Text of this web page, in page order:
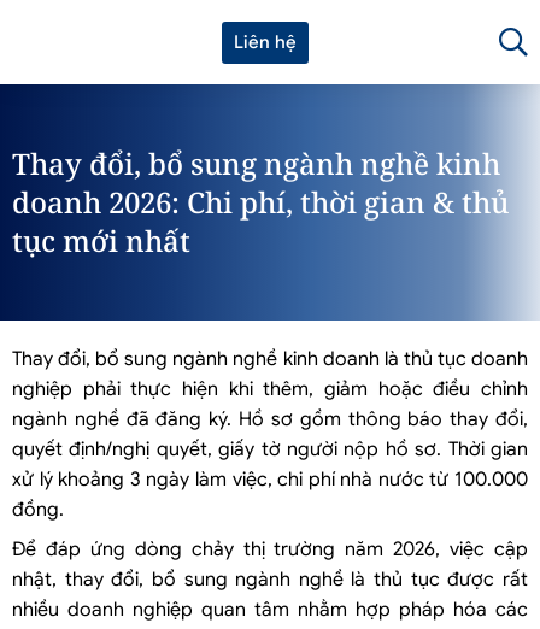
Liên hệ
Thay đổi, bổ sung ngành nghề kinh
doanh 2026: Chi phí, thời gian & thủ
tục mới nhất
Thay đổi, bổ sung ngành nghề kinh doanh là thủ tục doanh
nghiệp phải thực hiện khi thêm, giảm hoặc điều chỉnh
ngành nghề đã đăng ký. Hồ sơ gồm thông báo thay đổi,
quyết định/nghị quyết, giấy tờ người nộp hồ sơ. Thời gian
xử lý khoảng 3 ngày làm việc, chi phí nhà nước từ 100.000
đồng.
Để đáp ứng dòng chảy thị trường năm 2026, việc cập
nhật, thay đổi, bổ sung ngành nghề là thủ tục được rất
nhiều doanh nghiệp quan tâm nhằm hợp pháp hóa các